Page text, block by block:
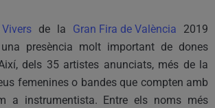
de la Gran Fira de València 2019
presència molt important de dones
dels 35 artistes anunciats, més de la
femenines o bandes que compten amb
a instrumentista. Entre els noms més